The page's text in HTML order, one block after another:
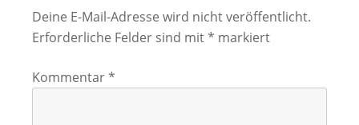
Deine E-Mail-Adresse wird nicht veröffentlicht.
Erforderliche Felder sind mit* markiert
Kommentar*